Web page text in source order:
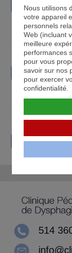
→ En savoir
Nutrition
→ En savoir
→ En savoir
514
Nous utilisons
votre appareil
personnels
Web (incluant
meilleure
performances
pour vous
savoir sur nos
pour exercer
confidentialité.